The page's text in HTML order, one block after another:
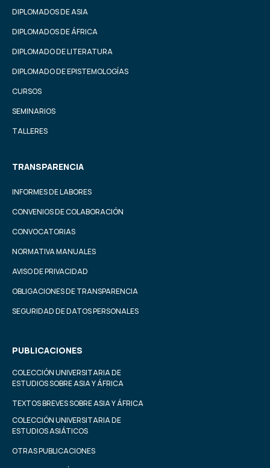
DIPLOMADOS DE ASIA
DIPLOMADOS DE ÁFRICA
DIPLOMADO DE LITERATURA
DIPLOMADO DE EPISTEMOLOGÍAS
CURSOS
SEMINARIOS
TALLERES
TRANSPARENCIA
INFORMES DE LABORES
CONVENIOS DE COLABORACIÓN
CONVOCATORIAS
NORMATIVA MANUALES
AVISO DE PRIVACIDAD
OBLIGACIONES DE TRANSPARENCIA
SEGURIDAD DE DATOS PERSONALES
PUBLICACIONES
COLECCIÓN UNIVERSITARIA DE
ESTUDIOS SOBRE ASIA Y ÁFRICA
TEXTOS BREVES SOBRE ASIA Y ÁFRICA
COLECCIÓN UNIVERSITARIA DE
ESTUDIOS ASIÁTICOS
OTRAS PUBLICACIONES